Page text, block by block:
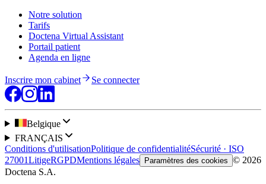
Notre solution
Tarifs
Doctena Virtual Assistant
Portail patient
Agenda en ligne
Inscrire mon cabinet Se connecter
Belgique
FRANÇAIS
Conditions d'utilisationPolitique de confidentialitéSécurité · ISO
27001LitigeRGPDMentions légales Paramètres des cookies © 2026
Doctena S.A.